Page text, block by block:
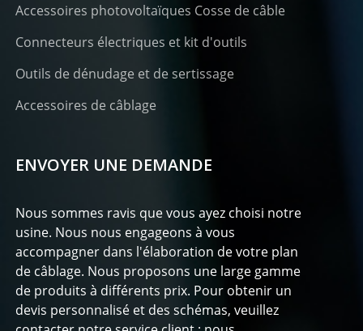
Accessoires photovoltaïques Cosse de câble
Connecteurs électriques et kit d'outils
Outils de dénudage et de sertissage
Accessoires de câblage
ENVOYER UNE DEMANDE
Nous sommes ravis que vous ayez choisi notre
usine. Nous nous engageons à vous
accompagner dans l'élaboration de votre plan
de câblage. Nous proposons une large gamme
de produits à différents prix. Pour obtenir un
devis personnalisé et des schémas, veuillez